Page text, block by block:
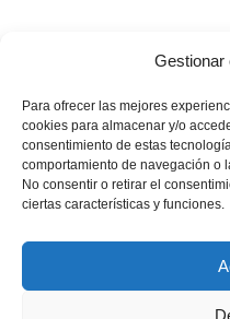
nombres
e imágenes
propietarios.
Mapa del Sitio
Gestionar
Para ofrecer las mejores
cookies para almacenar y/o
consentimiento de estas
comportamiento de navegación o
No consentir o retirar el
ciertas características y funciones.